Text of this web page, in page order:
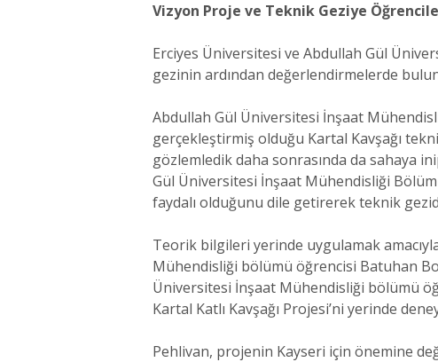
Vizyon Proje ve Teknik Geziye
Erciyes Üniversitesi ve Abdullah Gül
gezinin ardından değerlendirmelerde
Abdullah Gül Üniversitesi İnşaat
gerçekleştirmiş olduğu Kartal Kavşağı
gözlemledik daha sonrasında da sahaya
Gül Üniversitesi İnşaat Mühendisliği
faydalı olduğunu dile getirerek teknik
Teorik bilgileri yerinde uygulamak
Mühendisliği bölümü öğrencisi Batuhan
Üniversitesi İnşaat Mühendisliği bölümü
Kartal Katlı Kavşağı Projesi’ni yerinde
Pehlivan, projenin Kayseri için önemine